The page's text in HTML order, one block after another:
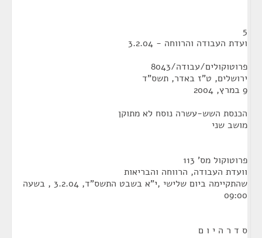
5
ועדת העבודה והרווחה - 3.2.04
פרוטוקולים/עבודה/8043
ירושלים, ט"ז באדר, תשס"ד
9 במרץ, 2004
הכנסת השש-עשרה נוסח לא מתוקן
מושב שני
פרוטוקול מס' 113
וועדת העבודה, הרווחה והבריאות
שהתקיימה ביום שלישי ,י"א בשבט התשס"ד, 3.2.04 , בשעה
09:00
ס ד ר ה י ו ם